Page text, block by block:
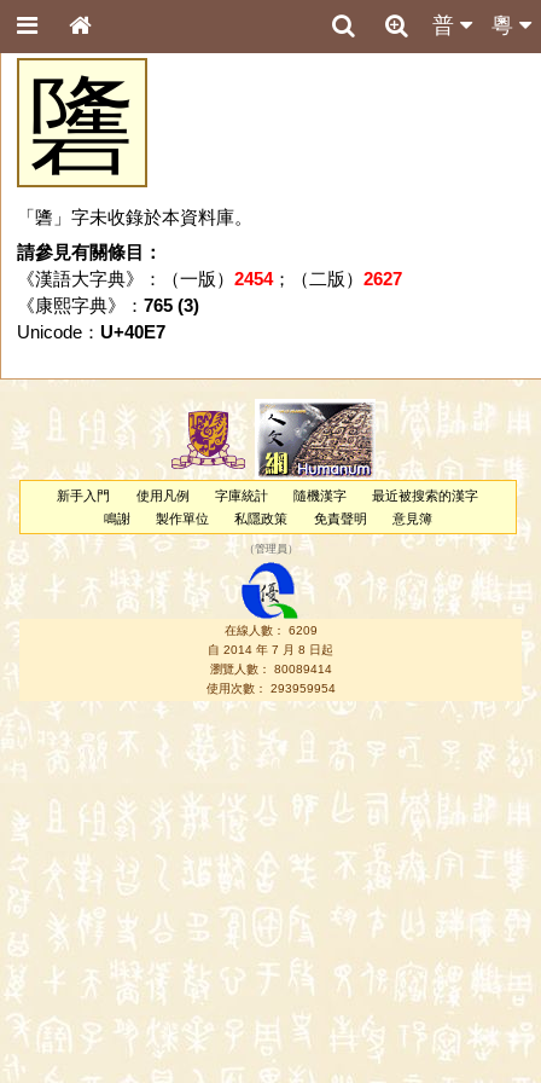
粵
普
䃧
「䃧」字未收錄於本資料庫。
請參見有關條目：
《漢語大字典》：（一版） 2454；（二版） 2627
《康熙字典》： 765 (3)
Unicode： U+40E7
新手入門 使用凡例 字庫統計 隨機漢字
最近被搜索的漢字
鳴謝
製作單位 私隱政策 免責聲明 意見簿
（管理員 ）
在線人數： 6209
自 2014 年 7 月 8 日起
瀏覽人數： 80089414
使用次數： 293959954